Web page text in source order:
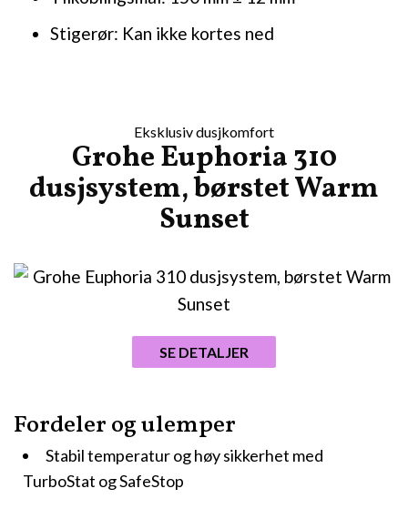
Stigerør: Kan ikke kortes ned
Eksklusiv dusjkomfort
Grohe Euphoria 310
dusjsystem, børstet Warm
Sunset
Fordeler og ulemper
Stabil temperatur og høy sikkerhet med
TurboStat og SafeStop
SE DETALJER